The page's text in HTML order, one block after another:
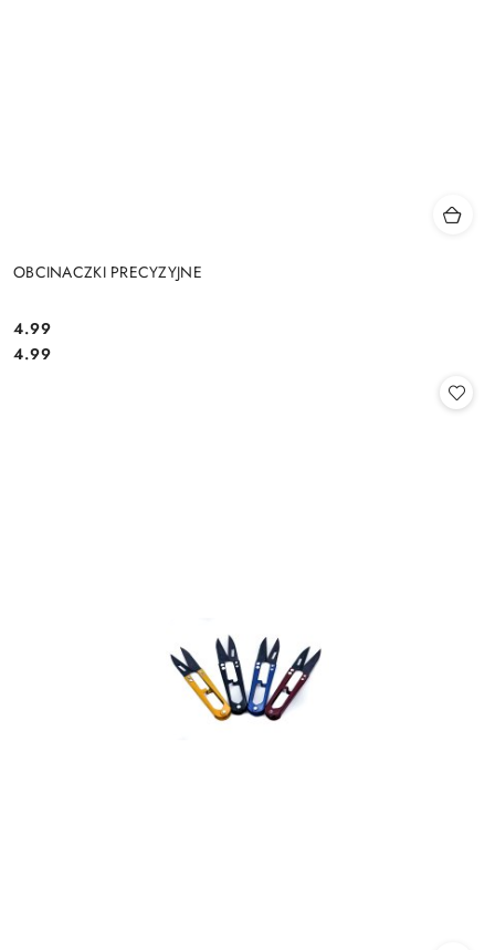
OBCINACZKI PRECYZYJNE
Cena:
4.99
Cena:
4.99